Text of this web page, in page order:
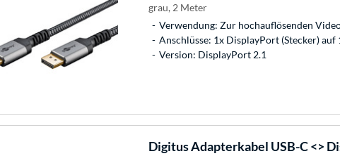
grau, 2 Meter
Verwendung: Zur hochauflösenden
Anschlüsse: 1x DisplayPort (Stecker)
Version: DisplayPort 2.1
DigitusAdapterkabel USB-C <>